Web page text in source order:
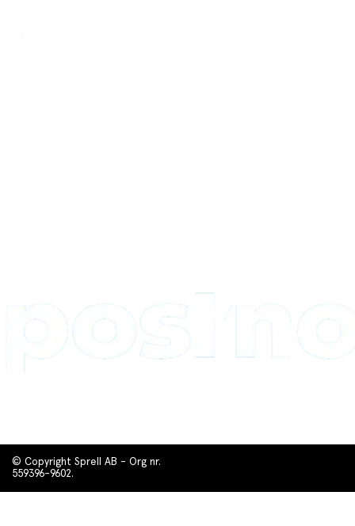
© Copyright Sprell AB - Org nr.
559396-9602.